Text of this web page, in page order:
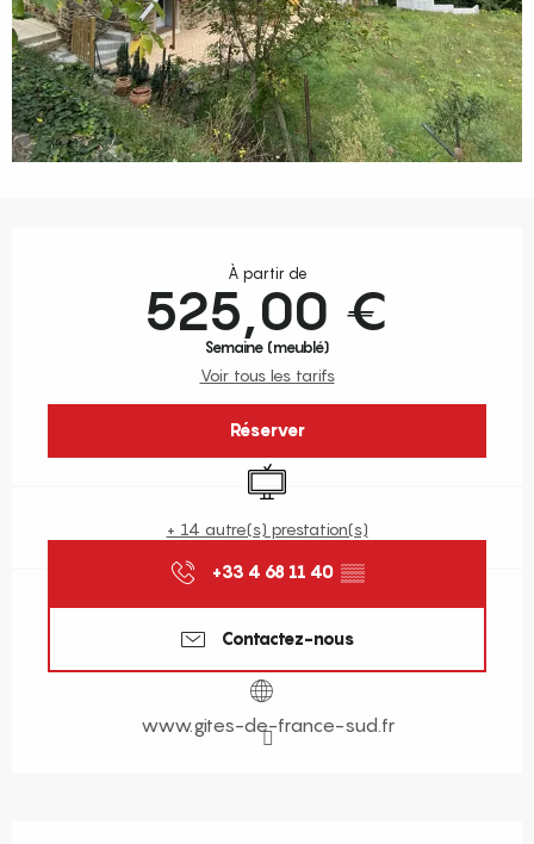
À partir de
525,00 €
Semaine (meublé)
Voir tous les tarifs
Réserver
Télévision
+ 14 autre(s) prestation(s)
+33 4 68 11 40 ▒▒
Contactez-nous
www.gites-de-france-sud.fr